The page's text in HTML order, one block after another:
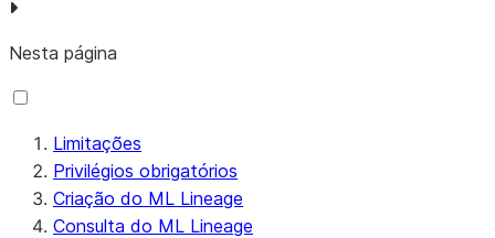
Nesta página
Limitações
Privilégios obrigatórios
Criação do ML Lineage
Consulta do ML Lineage